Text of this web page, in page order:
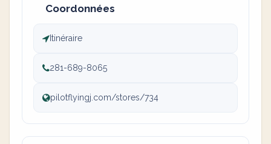
Coordonnées
Itinéraire
281-689-8065
pilotflyingj.com/stores/734